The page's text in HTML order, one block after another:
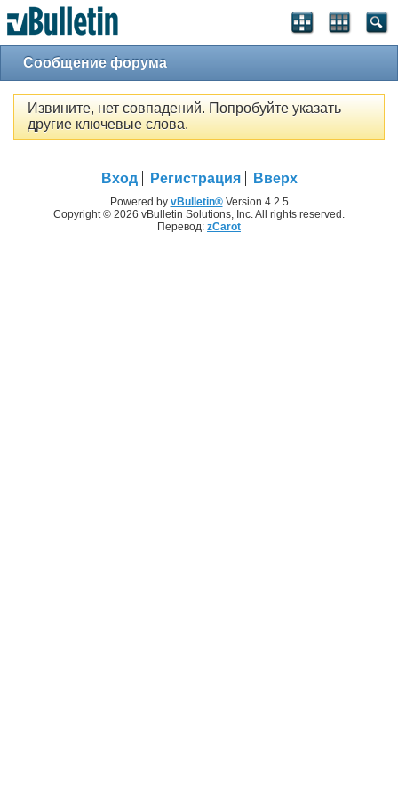
Сообщение форума
Извините, нет совпадений. Попробуйте указать
другие ключевые слова.
Вход Регистрация Вверх
Powered by vBulletin®Version 4.2.5
Copyright © 2026 vBulletin Solutions, Inc. All rights reserved.
Перевод: zCarot